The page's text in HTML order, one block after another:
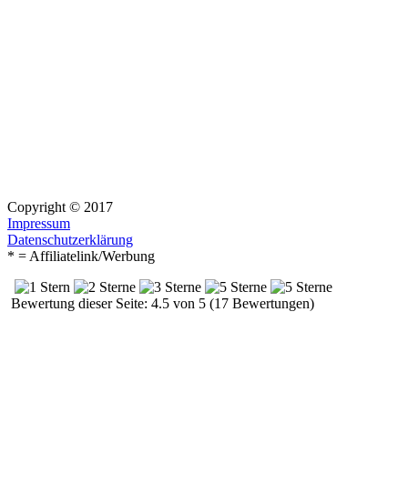
Copyright © 2017
Impressum
Datenschutzerklärung
* = Affiliatelink/Werbung
Bewertung dieser Seite: 4.5 von 5 (17 Bewertungen)